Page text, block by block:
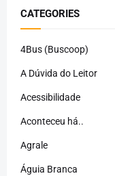
CATEGORIES
4Bus (Buscoop)
A Dúvida do Leitor
Acessibilidade
Aconteceu há..
Agrale
Águia Branca